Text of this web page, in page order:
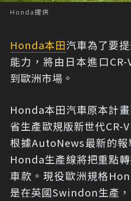
Honda提供
Honda本田汽車為了要
能力，將由日本進口CR-
到歐洲市場。
Honda本田汽車原本計
省生產歐規版新世代CR-
根據AutoNews最新的報
Honda生產線將把重點
車款。現役歐洲規格
是在英國Swindon生產